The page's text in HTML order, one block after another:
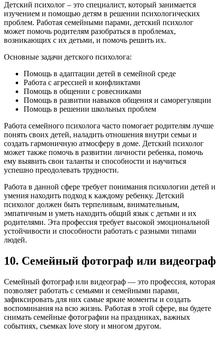
Детский психолог – это специалист, который занимается
изучением и помощью детям в решении психологических
проблем. Работая семейными парами, детский психолог
может помочь родителям разобраться в проблемах,
возникающих с их детьми, и помочь решить их.
Основные задачи детского психолога:
Помощь в адаптации детей в семейной среде
Работа с агрессией и конфликтами
Помощь в общении с ровесниками
Помощь в развитии навыков общения и саморегуляции
Помощь в решении школьных проблем
Работа семейного психолога часто помогает родителям лучше
понять своих детей, наладить отношения внутри семьи и
создать гармоничную атмосферу в доме. Детский психолог
может также помочь в развитии личности ребенка, помочь
ему выявить свои таланты и способности и научиться
успешно преодолевать трудности.
Работа в данной сфере требует понимания психологии детей и
умения находить подход к каждому ребенку. Детский
психолог должен быть терпеливым, внимательным,
эмпатичным и уметь находить общий язык с детьми и их
родителями. Эта профессия требует высокой эмоциональной
устойчивости и способности работать с разными типами
людей.
10. Семейный фотограф или видеограф
Семейный фотограф или видеограф — это профессия, которая
позволяет работать с семьями и семейными парами,
зафиксировать для них самые яркие моменты и создать
воспоминания на всю жизнь. Работая в этой сфере, вы будете
снимать семейные фотографии на праздниках, важных
событиях, съемках love story и многом другом.